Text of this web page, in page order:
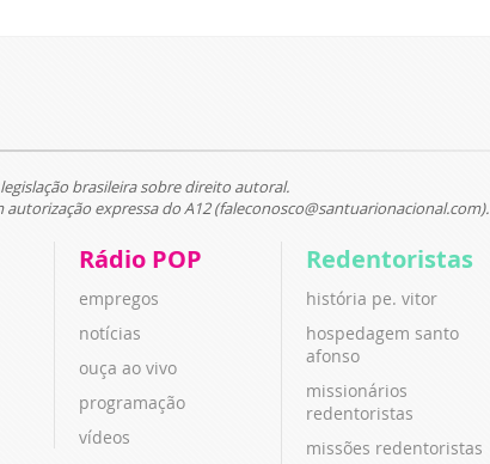
brasileira sobre direito autoral.
expressa do A12 (faleconosco@santuarionacional.com).
Rádio POP
empregos
notícias
ouça ao vivo
programação
vídeos
Redentoristas
história pe. vitor
hospedagem santo
afonso
missionários
redentoristas
missões redentoristas